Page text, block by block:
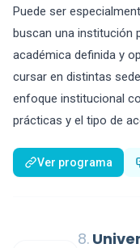
Puede ser
buscan una institución
académica definida y
cursar en distintas
enfoque institucional
prácticas y el tipo de
Ver programa
8.